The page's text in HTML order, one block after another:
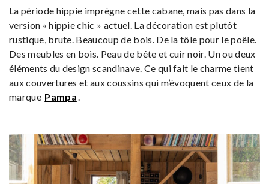
La période hippie imprègne cette cabane, mais pas dans la
version « hippie chic » actuel. La décoration est plutôt
rustique, brute. Beaucoup de bois. De la tôle pour le poêle.
Des meubles en bois. Peau de bête et cuir noir. Un ou deux
éléments du design scandinave. Ce qui fait le charme tient
aux couvertures et aux coussins qui m’évoquent ceux de la
marque Pampa.